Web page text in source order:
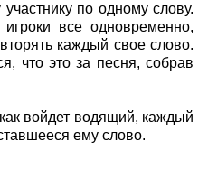
по одному слову.
все одновременно,
каждый свое слово.
что это за песня, собрав
войдет водящий, каждый
ему слово.